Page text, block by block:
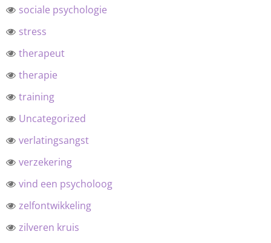
sociale psychologie
stress
therapeut
therapie
training
Uncategorized
verlatingsangst
verzekering
vind een psycholoog
zelfontwikkeling
zilveren kruis